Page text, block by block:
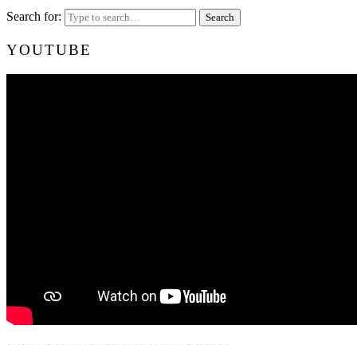
Search for:
YOUTUBE